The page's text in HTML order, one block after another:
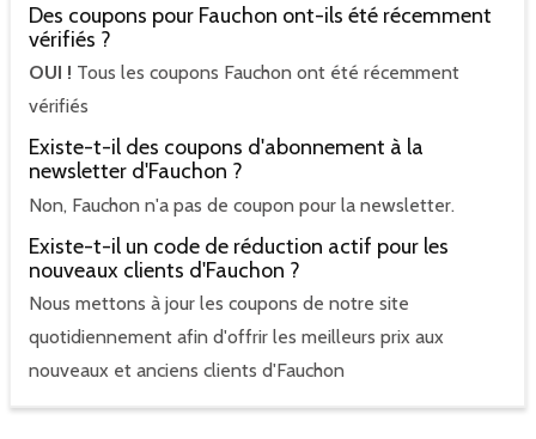
Des coupons pour Fauchon ont-ils été récemment
vérifiés ?
OUI ! Tous les coupons Fauchon ont été récemment
vérifiés
Existe-t-il des coupons d'abonnement à la
newsletter d'Fauchon ?
Non, Fauchon n'a pas de coupon pour la newsletter.
Existe-t-il un code de réduction actif pour les
nouveaux clients d'Fauchon ?
Nous mettons à jour les coupons de notre site
quotidiennement afin d'offrir les meilleurs prix aux
nouveaux et anciens clients d'Fauchon